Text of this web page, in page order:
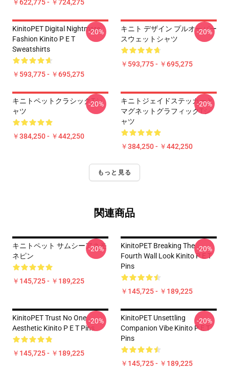
￥622,775 - ￥724,275
KinitoPET Digital Nightmare
Fashion Kinito P E T
Sweatshirts
￥593,775 - ￥695,275
-20%
キニト デザイン プルオーバー
スウェットシャツ
￥593,775 - ￥695,275
-20%
キニトペットクラシックTシ
ャツ
￥384,250 - ￥442,250
-20%
キニトジェイドステッカーと
マグネットグラフィックTシ
ャツ
￥384,250 - ￥442,250
-20%
もっと見る
関連商品
キニトペット サムシーアネモ
ネピン
￥145,725 - ￥189,225
-20%
KinitoPET Breaking The
Fourth Wall Look Kinito P E T
Pins
￥145,725 - ￥189,225
-20%
KinitoPET Trust No One
Aesthetic Kinito P E T Pins
￥145,725 - ￥189,225
-20%
KinitoPET Unsettling
Companion Vibe Kinito P E T
Pins
￥145,725 - ￥189,225
-20%